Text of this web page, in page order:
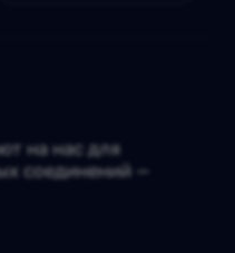
на нас для
соединений —